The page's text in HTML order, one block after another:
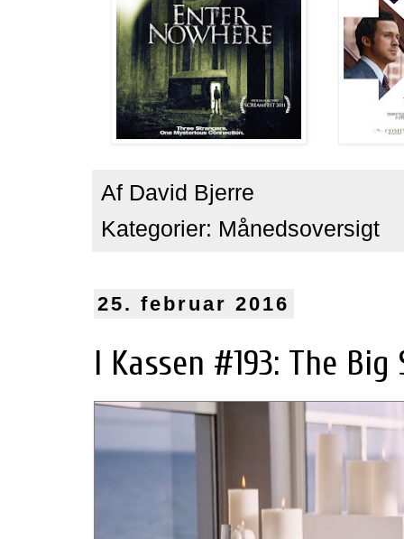
Af David Bjerre
Kategorier: Månedsoversigt
25. februar 2016
I Kassen #193: The Big